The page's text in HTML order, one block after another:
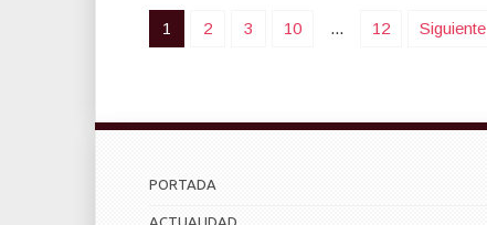
1 2 3 10 ... 12 Siguiente
PORTADA
ACTUALIDAD